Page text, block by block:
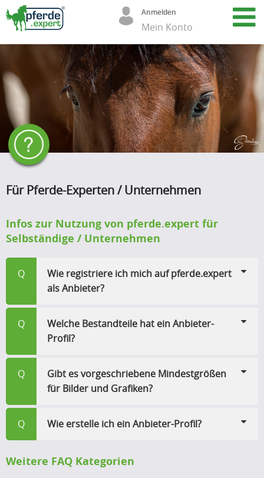
Anmelden
Mein Konto
Für Pferde-Experten / Unternehmen
Infos zur Nutzung von pferde.expert für
Selbständige / Unternehmen
Q
Wie registriere ich mich auf pferde.expert
als Anbieter?
Q
Welche Bestandteile hat ein Anbieter-
Profil?
Q
Gibt es vorgeschriebene Mindestgrößen
für Bilder und Grafiken?
Q Wie erstelle ich ein Anbieter-Profil?
Weitere FAQ Kategorien